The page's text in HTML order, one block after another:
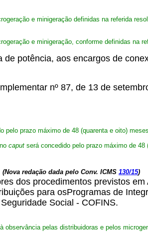
e minigeração definidas na referida
e minigeração, conforme definidas na
potência, aos encargos de
nº 87, de 13 de
prazo máximo de 48 (quarenta e oito)
caput será concedido pelo prazo máximo de
(Nova redação dada pelo Conv. ICMS 130/15)
dos procedimentos previstos em
para osProgramas de
Social - COFINS.
pelas distribuidoras e pelos